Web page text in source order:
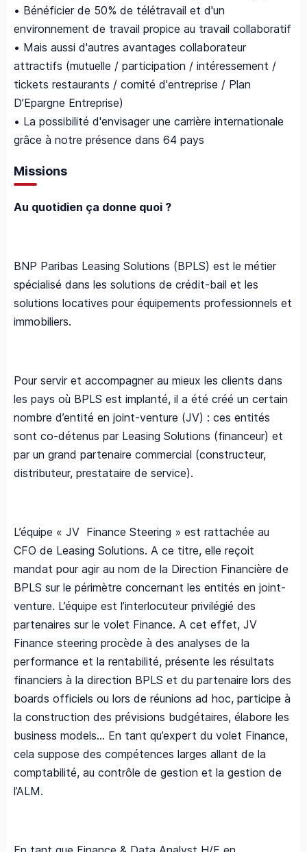
• Bénéficier de 50% de télétravail et d'un
environnement de travail propice au travail collaboratif
• Mais aussi d'autres avantages collaborateur
attractifs (mutuelle / participation / intéressement /
tickets restaurants / comité d'entreprise / Plan
D’Epargne Entreprise)
• La possibilité d'envisager une carrière internationale
grâce à notre présence dans 64 pays
Missions
Au quotidien ça donne quoi ?
BNP Paribas Leasing Solutions (BPLS) est le métier
spécialisé dans les solutions de crédit-bail et les
solutions locatives pour équipements professionnels et
immobiliers.
Pour servir et accompagner au mieux les clients dans
les pays où BPLS est implanté, il a été créé un certain
nombre d’entité en joint-venture (JV) : ces entités
sont co-détenus par Leasing Solutions (financeur) et
par un grand partenaire commercial (constructeur,
distributeur, prestataire de service).
L’équipe « JV Finance Steering » est rattachée au
CFO de Leasing Solutions. A ce titre, elle reçoit
mandat pour agir au nom de la Direction Financière de
BPLS sur le périmètre concernant les entités en joint-
venture. L’équipe est l’interlocuteur privilégié des
partenaires sur le volet Finance. A cet effet, JV
Finance steering procède à des analyses de la
performance et la rentabilité, présente les résultats
financiers à la direction BPLS et du partenaire lors des
boards officiels ou lors de réunions ad hoc, participe à
la construction des prévisions budgétaires, élabore les
business models… En tant qu’expert du volet Finance,
cela suppose des compétences larges allant de la
comptabilité, au contrôle de gestion et la gestion de
l’ALM.